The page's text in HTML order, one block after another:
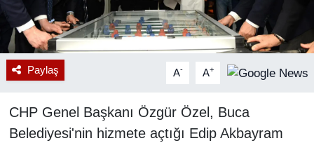
Paylaş A- A+
CHP Genel Başkanı Özgür Özel, Buca
Belediyesi'nin hizmete açtığı Edip Akbayram